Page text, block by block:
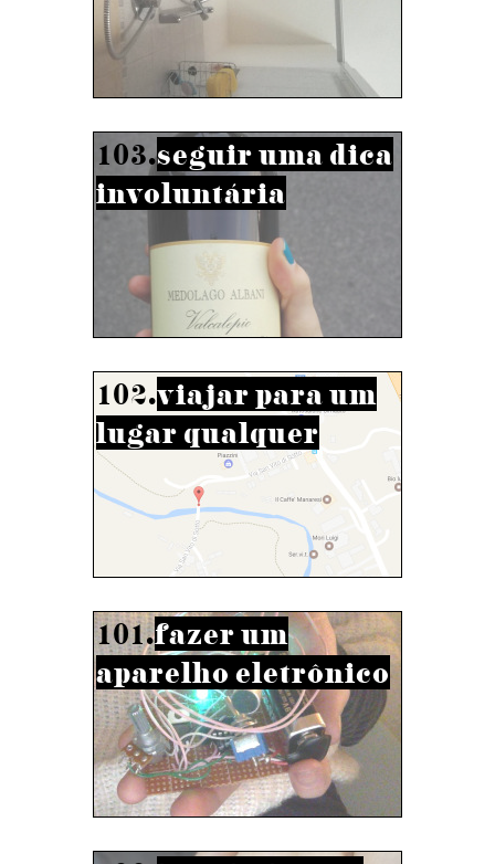
103.seguir uma dica
involuntária
102.viajar para um
lugar qualquer
101.fazer um
aparelho eletrônico